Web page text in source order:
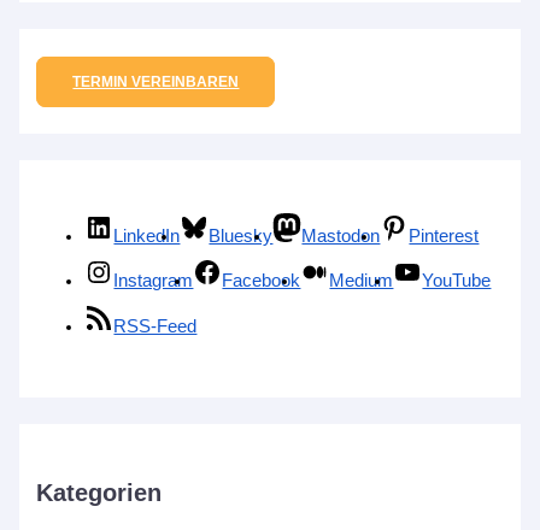
TERMIN VEREINBAREN
LinkedIn Bluesky Mastodon Pinterest
Instagram Facebook Medium YouTube
RSS-Feed
Kategorien